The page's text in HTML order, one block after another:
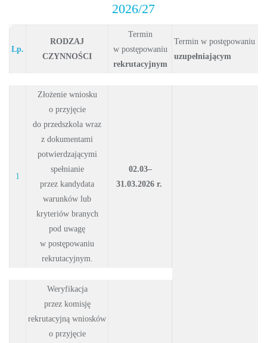
2026/27
Lp.
RODZAJ
CZYNNOŚCI
Termin
w postępowaniu
rekrutacyjnym
Termin w postępowaniu
uzupełniającym
1
Złożenie wniosku
o przyjęcie
do przedszkola wraz
z dokumentami
potwierdzającymi
spełnianie
przez kandydata
warunków lub
kryteriów branych
pod uwagę
w postępowaniu
rekrutacyjnym.
02.03–
31.03.2026 r.
Weryfikacja
przez komisję
rekrutacyjną wniosków
o przyjęcie